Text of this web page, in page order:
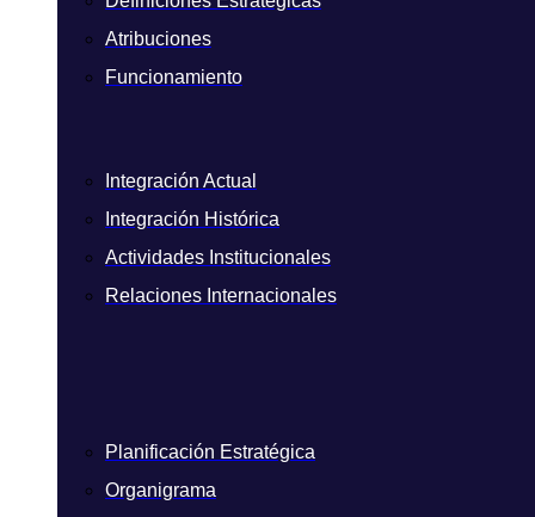
Atribuciones
Funcionamiento
Integración Actual
Integración Histórica
Actividades Institucionales
Relaciones Internacionales
Planificación Estratégica
Organigrama